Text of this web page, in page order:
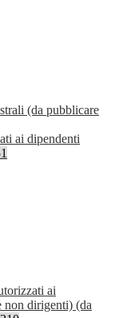
(da pubblicare
ai dipendenti
ai
non dirigenti) (da